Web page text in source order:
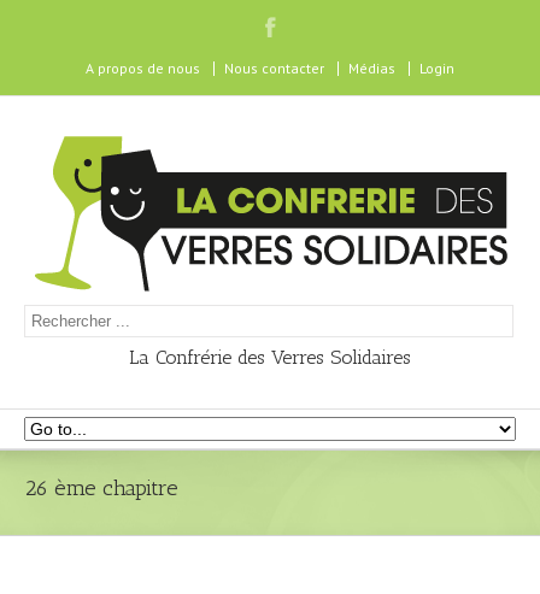
A propos de nous Nous contacter Médias Login
La Confrérie des Verres Solidaires
26 ème chapitre